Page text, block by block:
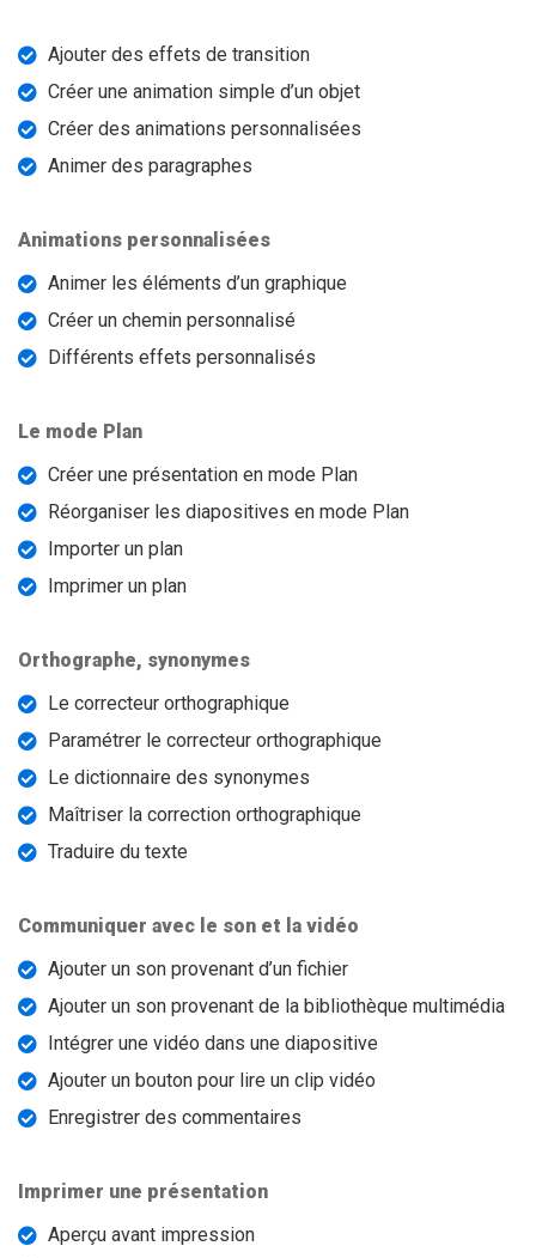
Ajouter des effets de transition
Créer une animation simple d’un objet
Créer des animations personnalisées
Animer des paragraphes
Animations personnalisées
Animer les éléments d’un graphique
Créer un chemin personnalisé
Différents effets personnalisés
Le mode Plan
Créer une présentation en mode Plan
Réorganiser les diapositives en mode Plan
Importer un plan
Imprimer un plan
Orthographe, synonymes
Le correcteur orthographique
Paramétrer le correcteur orthographique
Le dictionnaire des synonymes
Maîtriser la correction orthographique
Traduire du texte
Communiquer avec le son et la vidéo
Ajouter un son provenant d’un fichier
Ajouter un son provenant de la bibliothèque multimédia
Intégrer une vidéo dans une diapositive
Ajouter un bouton pour lire un clip vidéo
Enregistrer des commentaires
Imprimer une présentation
Aperçu avant impression